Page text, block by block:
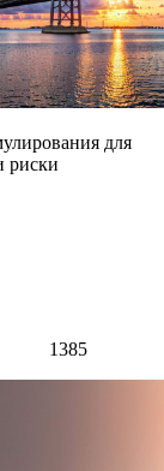
для
риски
1385